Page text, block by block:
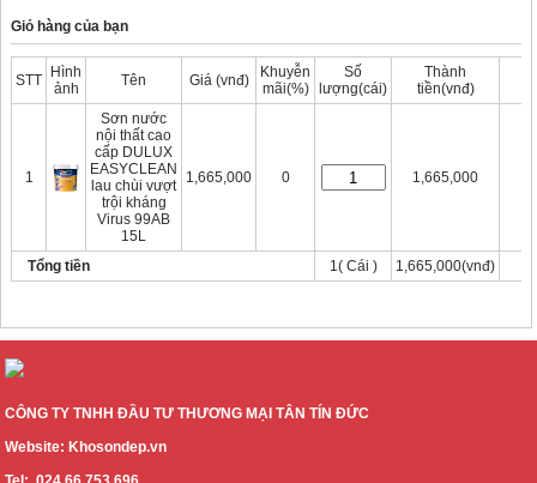
Giỏ hàng của bạn
STT
Hình
ảnh
Tên Giá (vnđ)
Khuyễn
mãi(%)
Số
lượng(cái)
Thành
tiền(vnđ)
1
Sơn nước
nội thất cao
cấp DULUX
EASYCLEAN
lau chùi vượt
trội kháng
Virus 99AB
15L
1,665,000 0 1,665,000
Tổng tiền 1( Cái ) 1,665,000(vnđ)
CÔNG TY TNHH ĐẦU TƯ THƯƠNG MẠI TÂN TÍN ĐỨC
Website: Khosondep.vn